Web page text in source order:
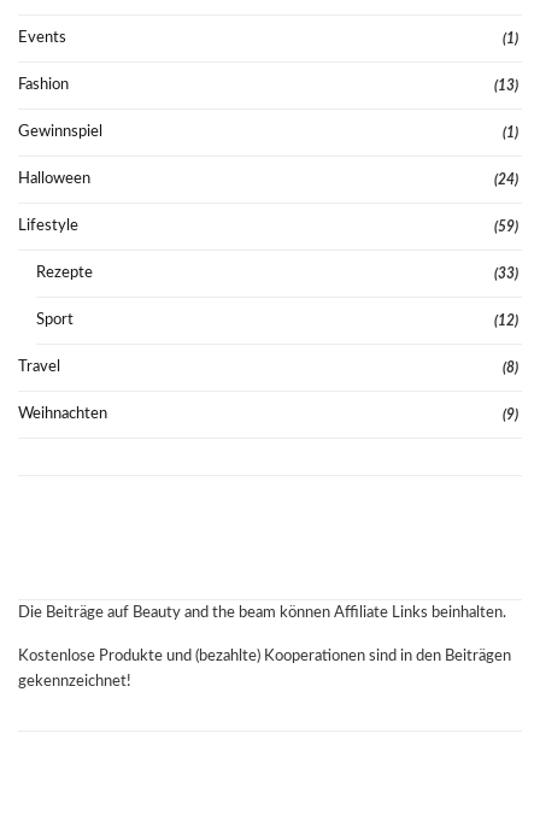
Events (1)
Fashion (13)
Gewinnspiel (1)
Halloween (24)
Lifestyle (59)
Rezepte (33)
Sport (12)
Travel (8)
Weihnachten (9)
Die Beiträge auf Beauty and the beam können Affiliate Links beinhalten.
Kostenlose Produkte und (bezahlte) Kooperationen sind in den Beiträgen
gekennzeichnet!